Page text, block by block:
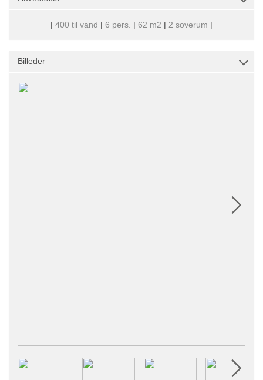
| 400 til vand | 6 pers. | 62 m2 | 2 soverum |
Billeder